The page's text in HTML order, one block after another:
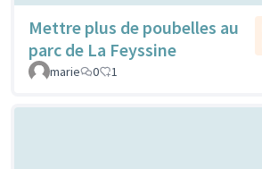
Mettre plus de poubelles au
parc de La Feyssine
marie
0 1